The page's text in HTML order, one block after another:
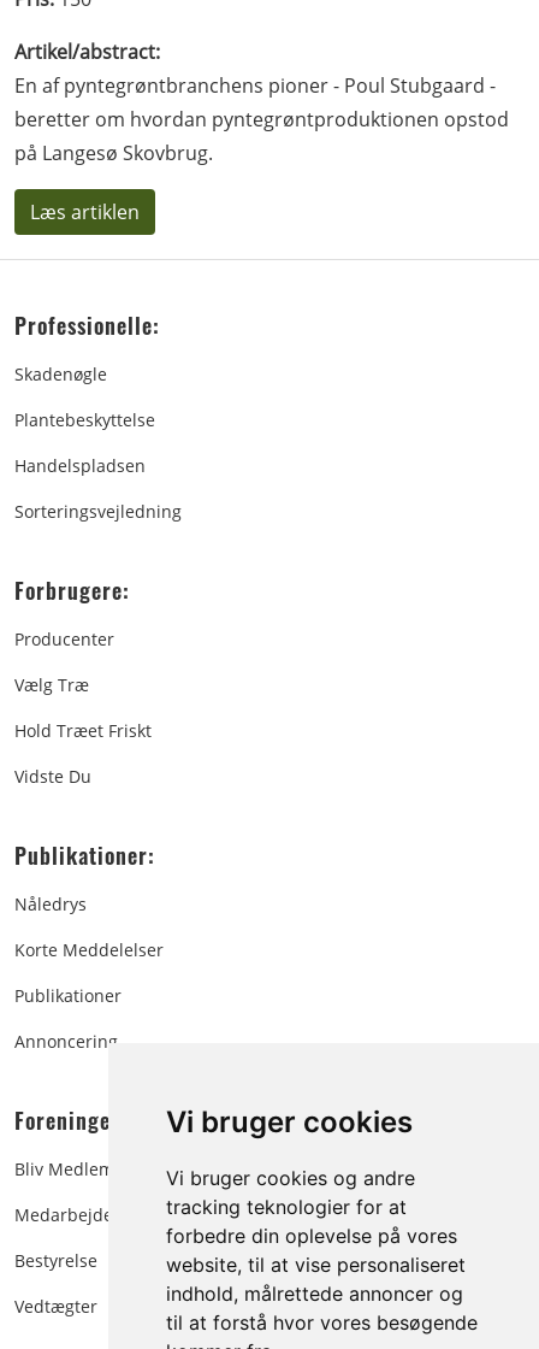
Vi bruger cookies
Vi bruger cookies og andre
tracking teknologier for at
forbedre din oplevelse på vores
website, til at vise personaliseret
indhold, målrettede annoncer og
til at forstå hvor vores besøgende
Artikel/abstract:
En af pyntegrøntbranchens pioner - Poul Stubgaard -
beretter om hvordan pyntegrøntproduktionen opstod
på Langesø Skovbrug.
Læs artiklen
Professionelle:
Skadenøgle
Plantebeskyttelse
Handelspladsen
Sorteringsvejledning
Forbrugere:
Producenter
Vælg Træ
Hold Træet Friskt
Vidste Du
Publikationer:
Nåledrys
Korte Meddelelser
Publikationer
Annoncering
Foreningen:
Bliv Medlem
Medarbejdere
Bestyrelse
Vedtægter